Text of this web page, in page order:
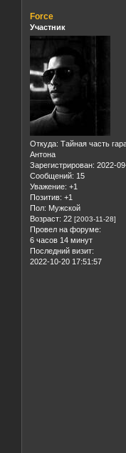
Force
Участник
Откуда: Тайная часть
Антона
Зарегистрирован: 2022-
Сообщений: 15
Уважение: +1
Позитив: +1
Пол: Мужской
Возраст: 22 [2003-11-28]
Провел на форуме:
6 часов 14 минут
Последний визит:
2022-10-20 17:51:57